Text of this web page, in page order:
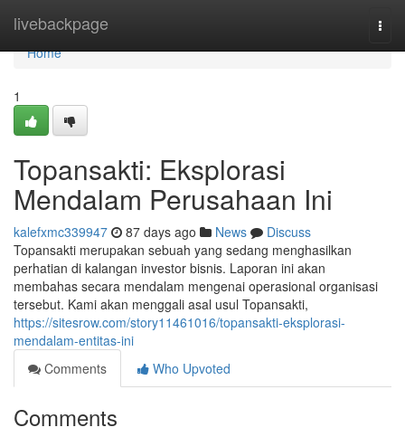
livebackpage
Home
Home
1
Topansakti: Eksplorasi
Mendalam Perusahaan Ini
kalefxmc339947 87 days ago News
Discuss
Topansakti merupakan sebuah yang sedang menghasilkan
perhatian di kalangan investor bisnis. Laporan ini akan
membahas secara mendalam mengenai operasional organisasi
tersebut. Kami akan menggali asal usul Topansakti,
https://sitesrow.com/story11461016/topansakti-eksplorasi-
mendalam-entitas-ini
Comments
Who Upvoted
Comments